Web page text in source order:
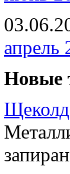
апрель
Новые